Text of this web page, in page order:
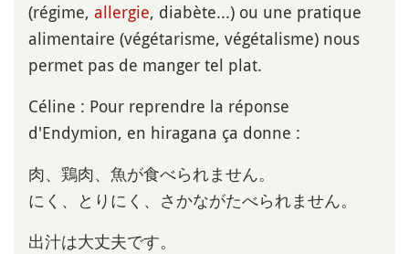
(régime, allergie, diabète...) ou une pratique
alimentaire (végétarisme, végétalisme) nous
permet pas de manger tel plat.
Céline : Pour reprendre la réponse
d'Endymion, en hiragana ça donne :
肉、鶏肉、魚が食べられません。
にく、とりにく、さかながたべられません。
出汁は大丈夫です。